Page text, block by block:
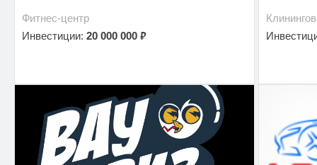
Фитнес-центр
Инвестиции: 20 000 000 ₽